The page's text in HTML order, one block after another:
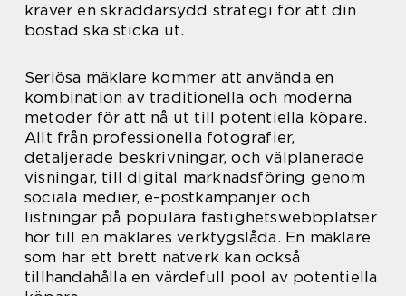
kräver en skräddarsydd strategi för att din
bostad ska sticka ut.
Seriösa mäklare kommer att använda en
kombination av traditionella och moderna
metoder för att nå ut till potentiella köpare.
Allt från professionella fotografier,
detaljerade beskrivningar, och välplanerade
visningar, till digital marknadsföring genom
sociala medier, e-postkampanjer och
listningar på populära fastighetswebbplatser
hör till en mäklares verktygslåda. En mäklare
som har ett brett nätverk kan också
tillhandahålla en värdefull pool av potentiella